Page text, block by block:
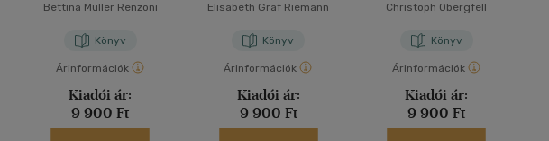
Bettina Müller Renzoni
Könyv
Árinformációk
Kiadói ár:
9 900 Ft
Elisabeth Graf Riemann
Könyv
Árinformációk
Kiadói ár:
9 900 Ft
Christoph Obergfell
Könyv
Árinformációk
Kiadói ár:
9 900 Ft